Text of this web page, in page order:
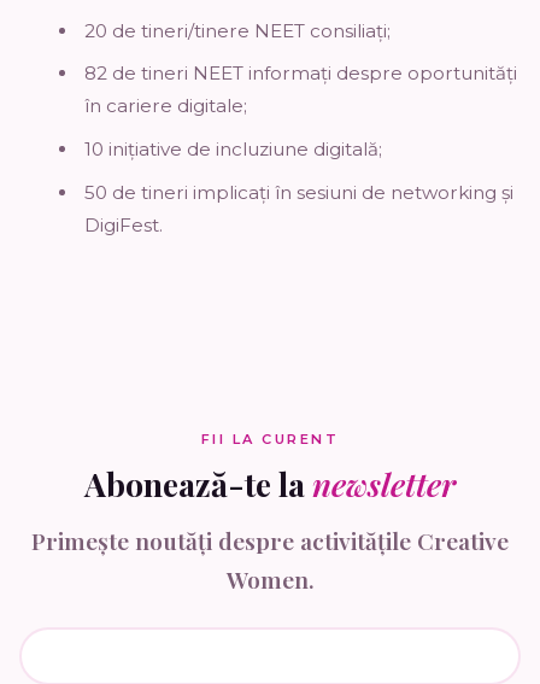
20 de tineri/tinere NEET consiliați;
82 de tineri NEET informați despre oportunități
în cariere digitale;
10 inițiative de incluziune digitală;
50 de tineri implicați în sesiuni de networking și
DigiFest.
FII LA CURENT
Abonează-te lanewsletter
Primește noutăți despre activitățile Creative
Women.